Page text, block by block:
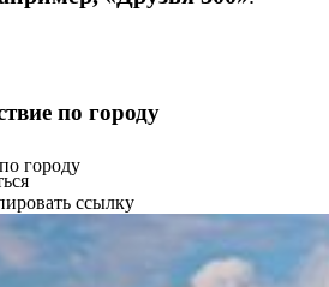
по городу
городу